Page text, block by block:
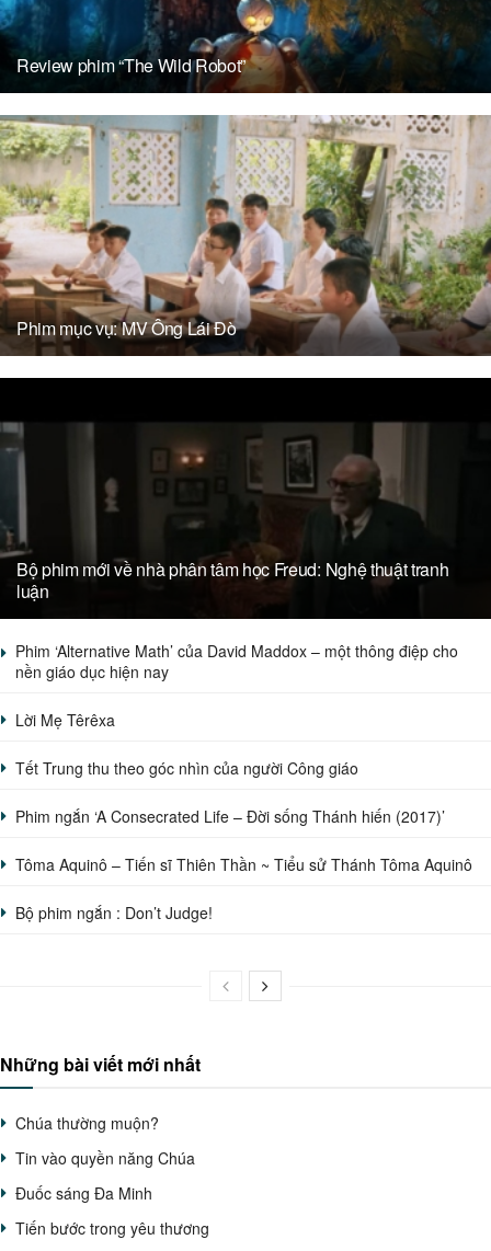
Review phim “The Wild Robot”
Phim mục vụ: MV Ông Lái Đò
Bộ phim mới về nhà phân tâm học Freud: Nghệ thuật tranh
luận
Phim ‘Alternative Math’ của David Maddox – một thông điệp cho
nền giáo dục hiện nay
Lời Mẹ Têrêxa
Tết Trung thu theo góc nhìn của người Công giáo
Phim ngắn ‘A Consecrated Life – Đời sống Thánh hiến (2017)’
Tôma Aquinô – Tiến sĩ Thiên Thần ~ Tiểu sử Thánh Tôma Aquinô
Bộ phim ngắn : Don’t Judge!
Những bài viết mới nhất
Chúa thường muộn?
Tin vào quyền năng Chúa
Đuốc sáng Đa Minh
Tiến bước trong yêu thương